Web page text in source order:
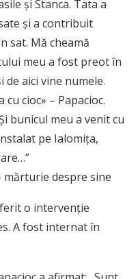
și Stanca. Tata a
și a contribuit
sat. Mă cheamă
meu a fost preot în
de aici vine numele.
cioc» – Papacioc.
bunicul meu a venit cu
pe Ialomița,
despre sine
o intervenție
A fost internat în